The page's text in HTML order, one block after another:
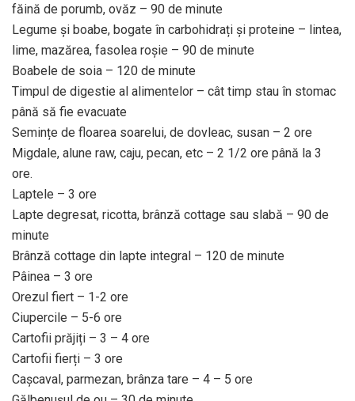
făină de porumb, ovăz – 90 de minute
Legume și boabe, bogate în carbohidrați și proteine – lintea,
lime, mazărea, fasolea roșie – 90 de minute
Boabele de soia – 120 de minute
Timpul de digestie al alimentelor – cât timp stau în stomac
până să fie evacuate
Semințe de floarea soarelui, de dovleac, susan – 2 ore
Migdale, alune raw, caju, pecan, etc – 2 1/2 ore până la 3
ore.
Laptele – 3 ore
Lapte degresat, ricotta, brânză cottage sau slabă – 90 de
minute
Brânză cottage din lapte integral – 120 de minute
Pâinea – 3 ore
Orezul fiert – 1-2 ore
Ciupercile – 5-6 ore
Cartofii prăjiți – 3 – 4 ore
Cartofii fierți – 3 ore
Cașcaval, parmezan, brânza tare – 4 – 5 ore